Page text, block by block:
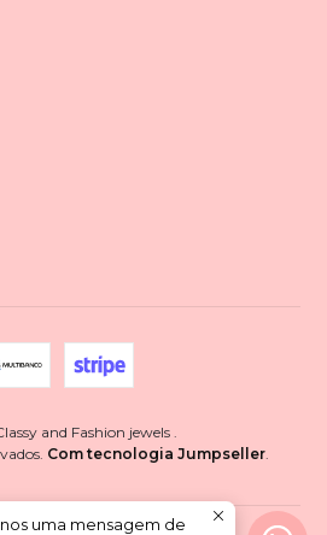
and Fashion jewels .
Com tecnologia Jumpseller.
uma mensagem de